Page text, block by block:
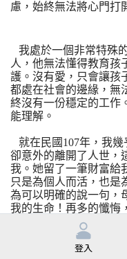
慮，始終無法將心門打
我處於一個非常特殊
人，他無法懂得教育孩
護。沒有愛，只會讓孩
都處在社會的邊緣，無
終沒有一份穩定的工作
能理解。
就在民國107年，我
卻意外的離開了人世，
我。她留了一筆財富給
只是為個人而活，也是
為可以明確的說一句，
我的生命！再多的懺悔
今後唯有勠力自強，有
登入